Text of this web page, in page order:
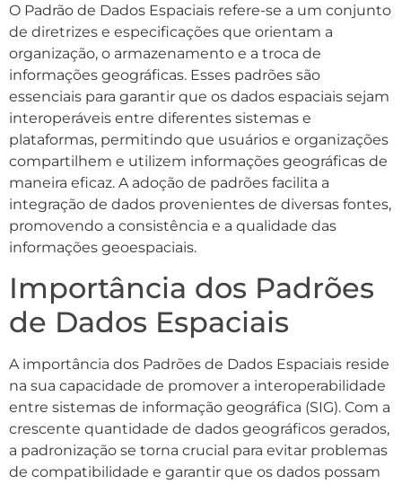
O Padrão de Dados Espaciais refere-se a um conjunto
de diretrizes e especificações que orientam a
organização, o armazenamento e a troca de
informações geográficas. Esses padrões são
essenciais para garantir que os dados espaciais sejam
interoperáveis entre diferentes sistemas e
plataformas, permitindo que usuários e organizações
compartilhem e utilizem informações geográficas de
maneira eficaz. A adoção de padrões facilita a
integração de dados provenientes de diversas fontes,
promovendo a consistência e a qualidade das
informações geoespaciais.
Importância dos Padrões
de Dados Espaciais
A importância dos Padrões de Dados Espaciais reside
na sua capacidade de promover a interoperabilidade
entre sistemas de informação geográfica (SIG). Com a
crescente quantidade de dados geográficos gerados,
a padronização se torna crucial para evitar problemas
de compatibilidade e garantir que os dados possam